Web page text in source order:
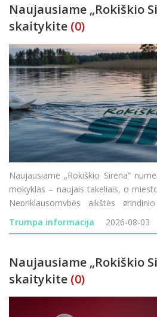
Naujausiame „Rokiškio
skaitykite (0)
Naujausiame „Rokiškio Sirena“
mokyklas – naujais takeliais, o
Nepriklausomybės aikštės
vardu žais moterų krepšinio
Trumpa informacija 2026-08-03
Naujausiame „Rokiškio
skaitykite (0)